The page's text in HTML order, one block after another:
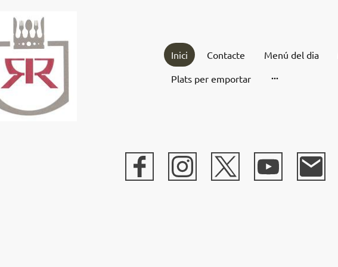
Inici Contacte Menú del dia
Plats per emportar